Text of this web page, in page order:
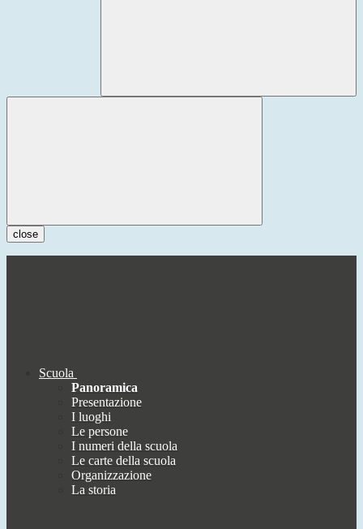
close
Scuola
Panoramica
Presentazione
I luoghi
Le persone
I numeri della scuola
Le carte della scuola
Organizzazione
La storia